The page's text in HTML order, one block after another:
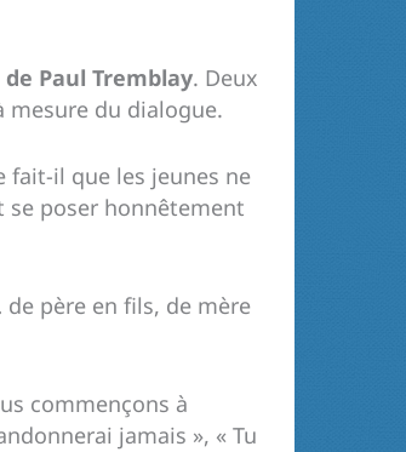
Paul Tremblay. Deux
mesure du dialogue.
fait-il que les jeunes ne
poser honnêtement
père en fils, de mère
commençons à
jamais », « Tu